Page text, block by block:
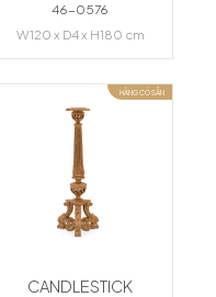
46-0576
W120 x D4 x H180 cm
HÀNG CÓ SẴN
CANDLESTICK